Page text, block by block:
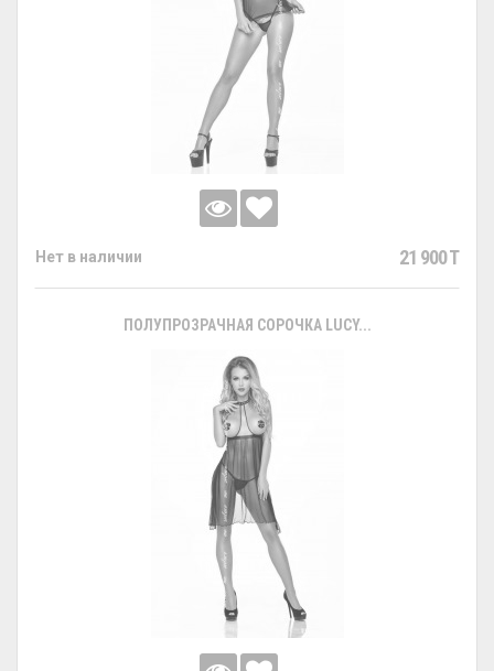
Нет в наличии 21 900 T
ПОЛУПРОЗРАЧНАЯ СОРОЧКА LUCY...